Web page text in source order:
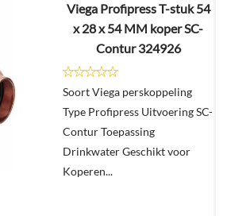
€38,50
€30,03
In
Viega Profipress T-stuk 54
x 28 x 54 MM koper SC-
Contur 324926
Soort Viega perskoppeling
Type Profipress Uitvoering SC-
Contur Toepassing
Drinkwater Geschikt voor
Koperen...